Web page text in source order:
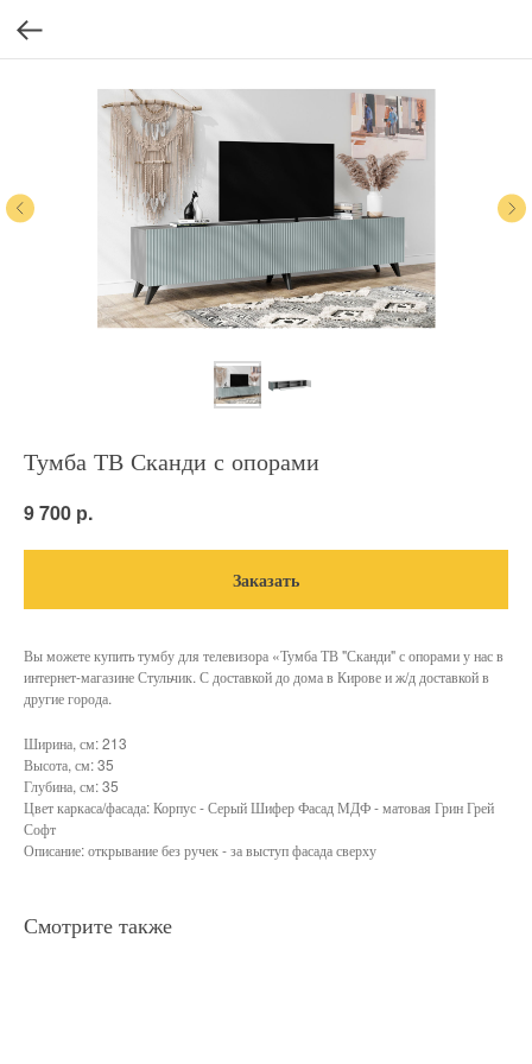
Тумба ТВ Сканди с опорами
9 700 р.
Заказать
Вы можете купить тумбу для телевизора «Тумба ТВ "Сканди" с опорами у нас в
интернет-магазине Стульчик. С доставкой до дома в Кирове и ж/д доставкой в
другие города.
Ширина, см: 213
Высота, см: 35
Глубина, см: 35
Цвет каркаса/фасада: Корпус - Серый Шифер Фасад МДФ - матовая Грин Грей
Софт
Описание: открывание без ручек - за выступ фасада сверху
Смотрите также